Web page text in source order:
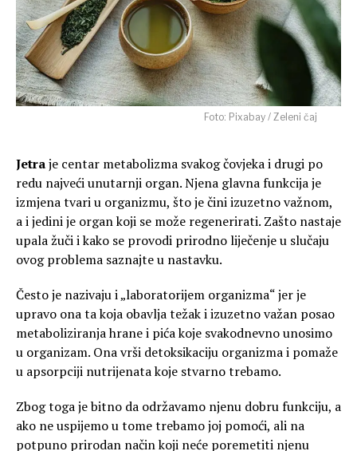
Foto: Pixabay / Zeleni čaj
Jetraje centar metabolizma svakog čovjeka i drugi po
redu najveći unutarnji organ. Njena glavna funkcija je
izmjena tvari u organizmu, što je čini izuzetno važnom,
a i jedini je organ koji se može regenerirati. Zašto nastaje
upala žuči i kako se provodi prirodno liječenje u slučaju
ovog problema saznajte u nastavku.
Često je nazivaju i „laboratorijem organizma“ jer je
upravo ona ta koja obavlja težak i izuzetno važan posao
metaboliziranja hrane i pića koje svakodnevno unosimo
u organizam. Ona vrši detoksikaciju organizma i pomaže
u apsorpciji nutrijenata koje stvarno trebamo.
Zbog toga je bitno da održavamo njenu dobru funkciju, a
ako ne uspijemo u tome trebamo joj pomoći, ali na
potpuno prirodan način koji neće poremetiti njenu